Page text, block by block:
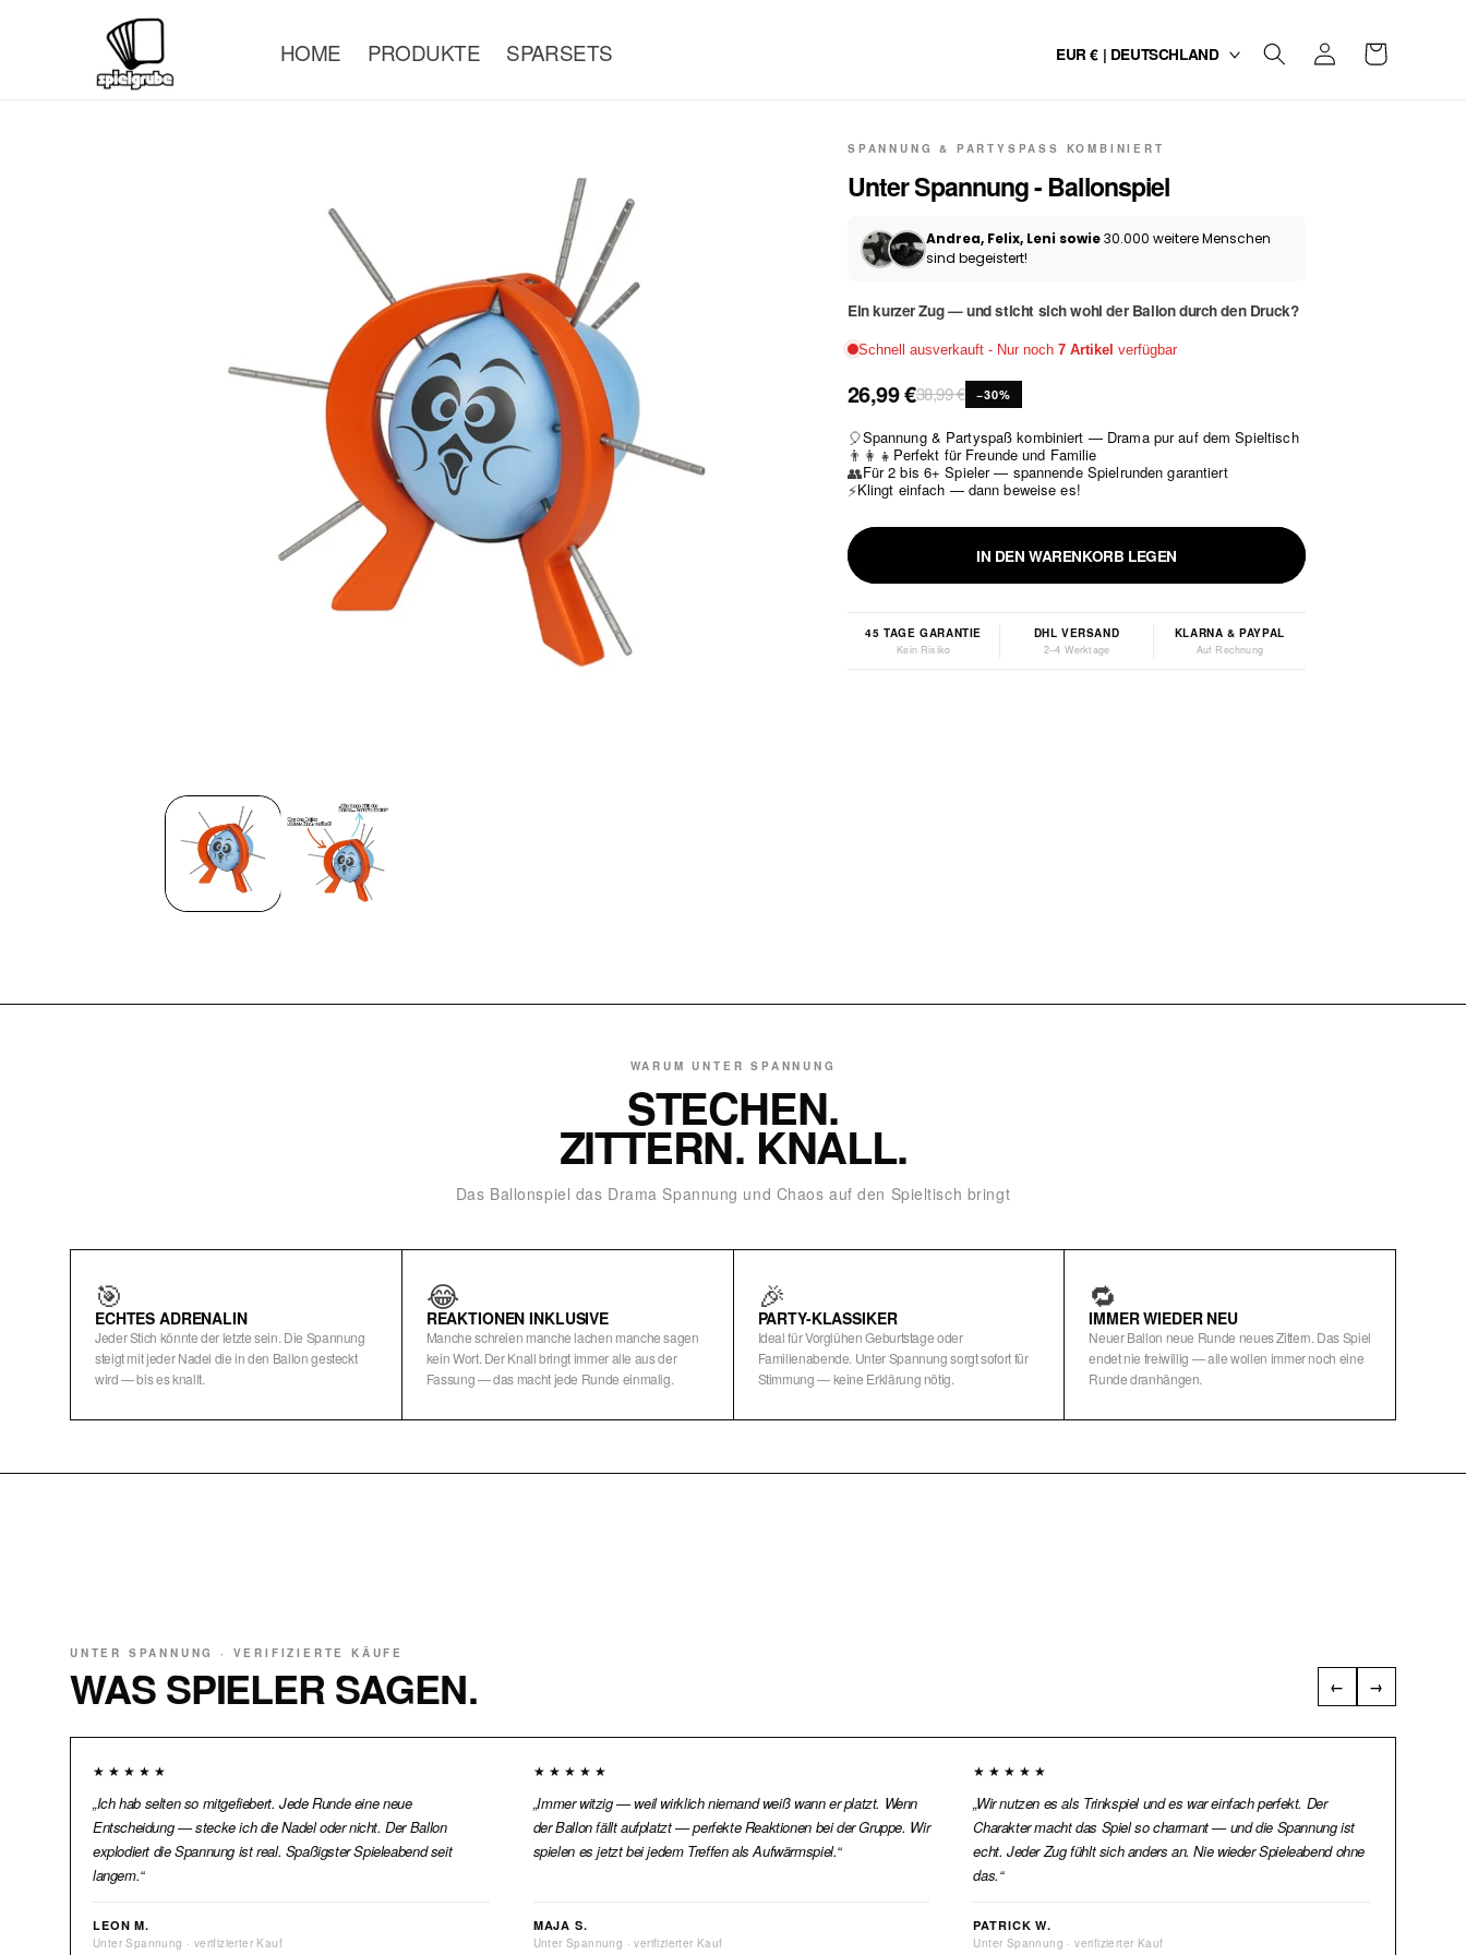
INHALT HOME PRODUKTE SPARSETS L
d
/
R
g
i
n
EUR € | DEUTSCHLAND EinloggenWarenkorb
SPANNUNG & PARTYSPASS KOMBINIERT
Unter Spannung - Ballonspiel
Andrea, Felix, Leni sowie30.000 weitere Menschen
sind begeistert!
Ein kurzer Zug — und sticht sich wohl der Ballon durch den Druck?
Schnell ausverkauft - Nur noch 7 Artikel verfügbar
26,99 €38,99 € −30%
🎈Spannung & Partyspaß kombiniert — Drama pur auf dem Spieltisch
👨‍👩‍👧 Perfekt für Freunde und Familie
👥Für 2 bis 6+ Spieler — spannende Spielrunden garantiert
⚡Klingt einfach — dann beweise es!
IN DEN WARENKORB LEGEN
45 TAGE GARANTIE
Kein Risiko
DHL VERSAND
2–4 Werktage
KLARNA & PAYPAL
Auf Rechnung
WARUM UNTER SPANNUNG
STECHEN.
ZITTERN. KNALL.
Das Ballonspiel das Drama Spannung und Chaos auf den Spieltisch bringt
🎯
ECHTES ADRENALIN
Jeder Stich könnte der letzte sein. Die Spannung
steigt mit jeder Nadel die in den Ballon gesteckt
wird — bis es knallt.
😂
REAKTIONEN INKLUSIVE
Manche schreien manche lachen manche sagen
kein Wort. Der Knall bringt immer alle aus der
Fassung — das macht jede Runde einmalig.
🎉
PARTY-KLASSIKER
Ideal für Vorglühen Geburtstage oder
Familienabende. Unter Spannung sorgt sofort für
Stimmung — keine Erklärung nötig.
🔁
IMMER WIEDER NEU
Neuer Ballon neue Runde neues Zittern. Das Spiel
endet nie freiwillig — alle wollen immer noch eine
Runde dranhängen.
UNTER SPANNUNG · VERIFIZIERTE KÄUFE
WAS SPIELER SAGEN. ← →
★★★★★
Ich hab selten so mitgefiebert. Jede Runde eine neue
Entscheidung — stecke ich die Nadel oder nicht. Der Ballon
explodiert die Spannung ist real. Spaßigster Spieleabend seit
langem.
LEON M.
Unter Spannung · verifizierter Kauf
★★★★★
Immer witzig — weil wirklich niemand weiß wann er platzt. Wenn
der Ballon fällt aufplatzt — perfekte Reaktionen bei der Gruppe. Wir
spielen es jetzt bei jedem Treffen als Aufwärmspiel.
MAJA S.
Unter Spannung · verifizierter Kauf
★★★★★
Wir nutzen es als Trinkspiel und es war einfach perfekt. Der
Charakter macht das Spiel so charmant — und die Spannung ist
echt. Jeder Zug fühlt sich anders an. Nie wieder Spieleabend ohne
das.
PATRICK W.
Unter Spannung · verifizierter Kauf